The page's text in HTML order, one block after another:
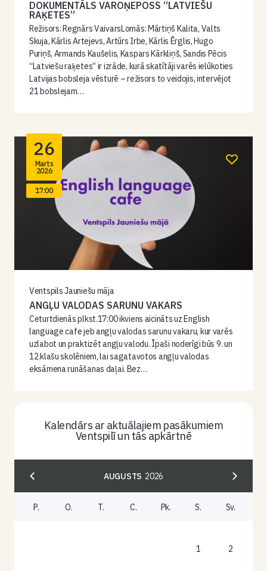
DOKUMENTĀLS VAROŅEPOSS “LATVIEŠU
RAĶETES”
Režisors: Regnārs VaivarsLomās: Mārtiņš Kalita, Valts
Skuja, Kārlis Artejevs, Artūrs Irbe, Kārlis Ērglis, Hugo
Puriņš, Armands Kaušelis, Kaspars Kārkliņš, Sandis Pēcis
“Latviešu raķetes” ir izrāde, kurā skatītāji varēs ielūkoties
Latvijas bobsleja vēsturē – režisors to veidojis, intervējot
21 bobslejam…
26
Marts
2026
17:00
Ventspils Jauniešu māja
ANGĻU VALODAS SARUNU VAKARS
Ceturtdienās plkst.17:00 ikviens aicināts uz English
language cafe jeb angļu valodas sarunu vakaru, kur varēs
uzlabot un praktizēt angļu valodu. Īpaši noderīgi būs 9. un
12.klašu skolēniem, lai sagatavotos angļu valodas
eksāmena runāšanas daļai. Bez…
Kalendārs ar aktuālajiem pasākumiem
Ventspilī un tās apkārtnē
AUGUSTS 2026
P. O. T. C. Pk. S. Sv.
1 2